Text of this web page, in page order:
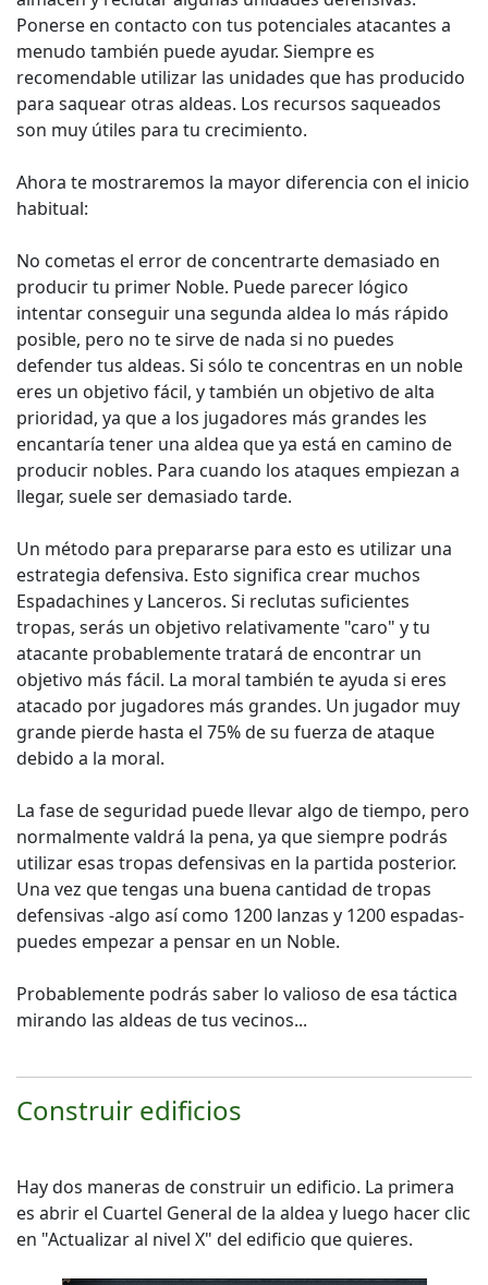
Ponerse en contacto con tus potenciales atacantes a
menudo también puede ayudar. Siempre es
recomendable utilizar las unidades que has producido
para saquear otras aldeas. Los recursos saqueados
son muy útiles para tu crecimiento.
Ahora te mostraremos la mayor diferencia con el inicio
habitual:
No cometas el error de concentrarte demasiado en
producir tu primer Noble. Puede parecer lógico
intentar conseguir una segunda aldea lo más rápido
posible, pero no te sirve de nada si no puedes
defender tus aldeas. Si sólo te concentras en un noble
eres un objetivo fácil, y también un objetivo de alta
prioridad, ya que a los jugadores más grandes les
encantaría tener una aldea que ya está en camino de
producir nobles. Para cuando los ataques empiezan a
llegar, suele ser demasiado tarde.
Un método para prepararse para esto es utilizar una
estrategia defensiva. Esto significa crear muchos
Espadachines y Lanceros. Si reclutas suficientes
tropas, serás un objetivo relativamente "caro" y tu
atacante probablemente tratará de encontrar un
objetivo más fácil. La moral también te ayuda si eres
atacado por jugadores más grandes. Un jugador muy
grande pierde hasta el 75% de su fuerza de ataque
debido a la moral.
La fase de seguridad puede llevar algo de tiempo, pero
normalmente valdrá la pena, ya que siempre podrás
utilizar esas tropas defensivas en la partida posterior.
Una vez que tengas una buena cantidad de tropas
defensivas -algo así como 1200 lanzas y 1200 espadas-
puedes empezar a pensar en un Noble.
Probablemente podrás saber lo valioso de esa táctica
mirando las aldeas de tus vecinos...
Construir edificios
Hay dos maneras de construir un edificio. La primera
es abrir el Cuartel General de la aldea y luego hacer clic
en "Actualizar al nivel X" del edificio que quieres.